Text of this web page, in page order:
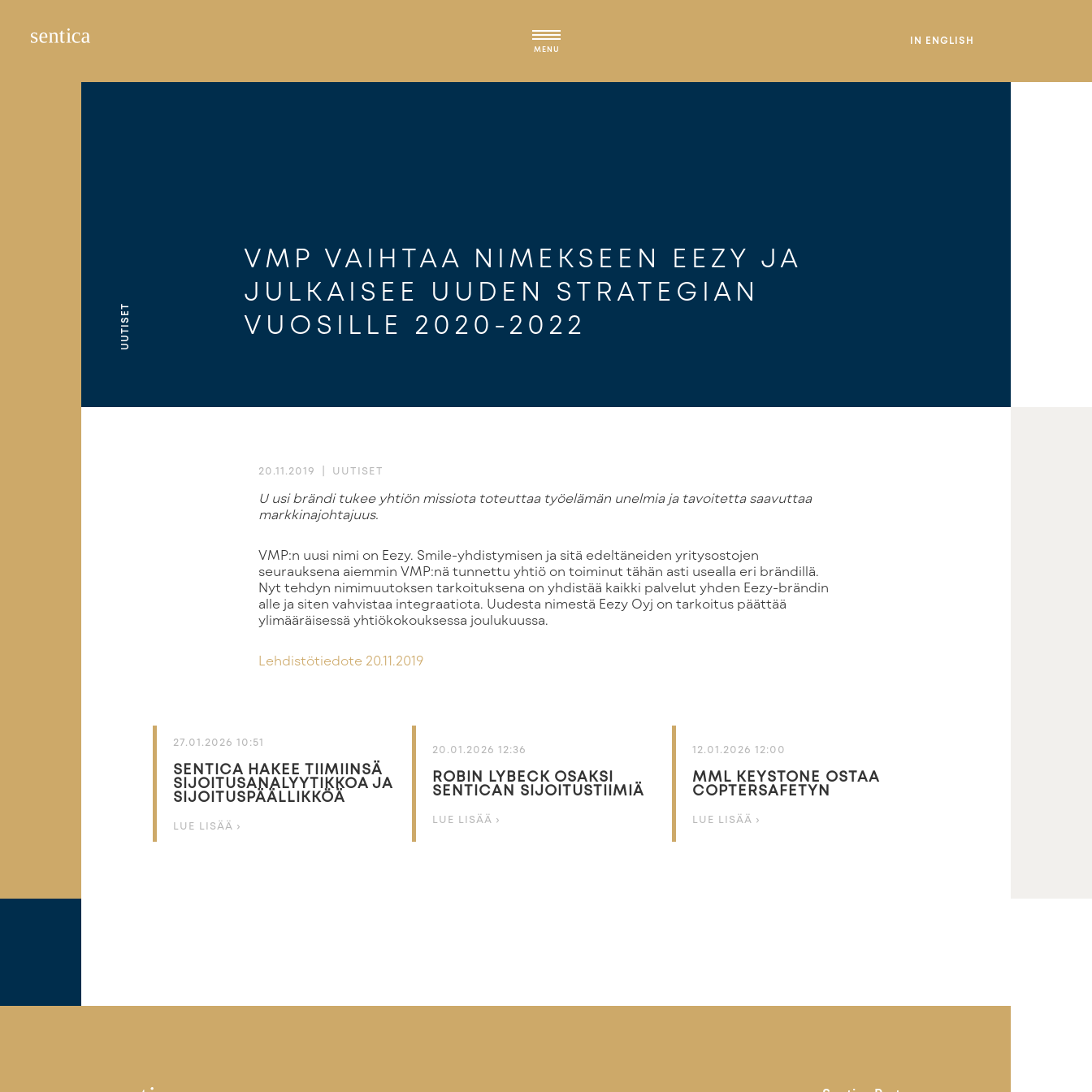
MENU
IN ENGLISH
VMP VAIHTAA NIMEKSEEN EEZY JA
JULKAISEE UUDEN STRATEGIAN
VUOSILLE 2020-2022
UUTISET
20.11.2019 UUTISET
Uusi brändi tukee yhtiön missiota toteuttaa työelämän unelmia ja tavoitetta saavuttaa
markkinajohtajuus.
VMP:n uusi nimi on Eezy. Smile-yhdistymisen ja sitä edeltäneiden yritysostojen
seurauksena aiemmin VMP:nä tunnettu yhtiö on toiminut tähän asti usealla eri brändillä.
Nyt tehdyn nimimuutoksen tarkoituksena on yhdistää kaikki palvelut yhden Eezy-brändin
alle ja siten vahvistaa integraatiota. Uudesta nimestä Eezy Oyj on tarkoitus päättää
ylimääräisessä yhtiökokouksessa joulukuussa.
Lehdistötiedote 20.11.2019
27.01.2026 10:51
SENTICA HAKEE TIIMIINSÄ
SIJOITUSANALYYTIKKOA JA
SIJOITUSPÄÄLLIKKÖÄ
LUE LISÄÄ ›
20.01.2026 12:36
ROBIN LYBECK OSAKSI
SENTICAN SIJOITUSTIIMIÄ
LUE LISÄÄ ›
12.01.2026 12:00
MML KEYSTONE OSTAA
COPTERSAFETYN
LUE LISÄÄ ›